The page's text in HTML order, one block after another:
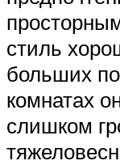
стиль
больших
комнатах
слишком